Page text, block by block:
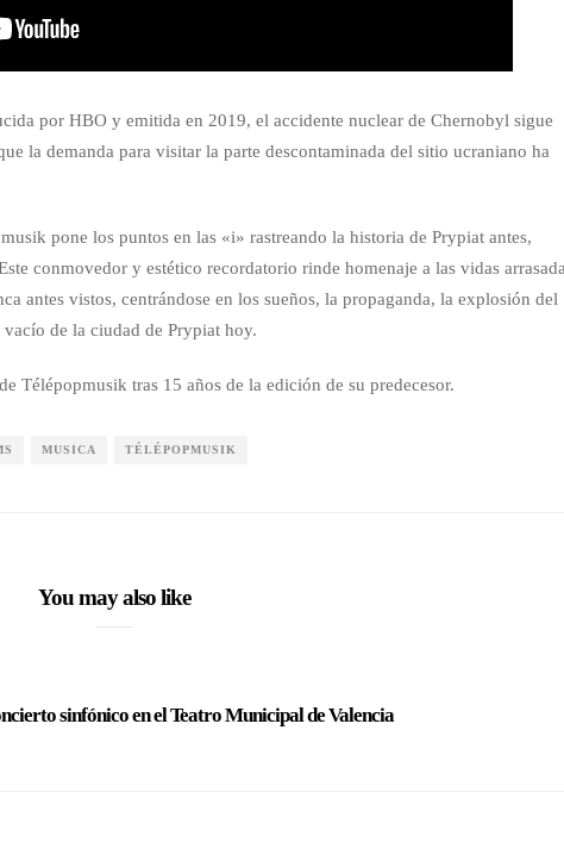
por HBO y emitida en 2019, el accidente nuclear de Chernobyl sigue
la demanda para visitar la parte descontaminada del sitio ucraniano ha
pone los puntos en las «i» rastreando la historia de Prypiat antes,
conmovedor y estético recordatorio rinde homenaje a las vidas
antes vistos, centrándose en los sueños, la propaganda, la explosión del
de la ciudad de Prypiat hoy.
Télépopmusik tras 15 años de la edición de su predecesor.
MUSICA TÉLÉPOPMUSIK
You may also like
sinfónico en el Teatro Municipal de Valencia